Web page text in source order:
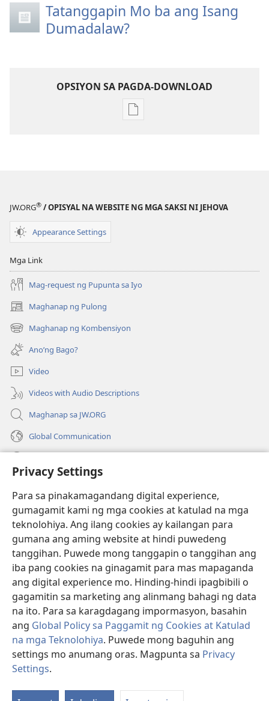
Privacy Settings
Para sa pinakamagandang digital experience,
gumagamit kami ng mga cookies at katulad na mga
teknolohiya. Ang ilang cookies ay kailangan para
gumana ang aming website at hindi puwedeng
tanggihan. Puwede mong tanggapin o tanggihan ang
iba pang cookies na ginagamit para mas mapaganda
ang digital experience mo. Hinding-hindi ipagbibili o
gagamitin sa marketing ang alinmang bahagi ng data
na ito. Para sa karagdagang impormasyon, basahin
ang Global Policy sa Paggamit ng Cookies at Katulad
na mga Teknolohiya. Puwede mong baguhin ang
settings mo anumang oras. Magpunta sa Privacy
Settings.
Tatanggapin Mo ba ang Isang
Dumadalaw?
OPSIYON SA PAGDA-DOWNLOAD
Opsiyon
MAGASIN
JW.ORG® / OPISYAL NA WEBSITE NG MGA SAKSI NI JEHOVA
Appearance Settings
Mga Link
Mag-request ng Pupunta sa Iyo
Maghanap ng Pulong
(may
bubukas
na
bagong
window)
Maghanap ng Kombensiyon
(may
bubukas
na
bagong
window)
Ano’ng Bago?
Video
Videos with Audio Descriptions
Maghanap sa JW.ORG
Global Communication
(may
na
bagong
window)
Watchtower ONLINE LIBRARY™
(may
bubukas
na
bagong
window)
JW Hub ®
(may
bubukas
bagong
window)
JW Library ®
Watchtower Library®
Copyright
KASUNDUAN SA PAGGAMIT